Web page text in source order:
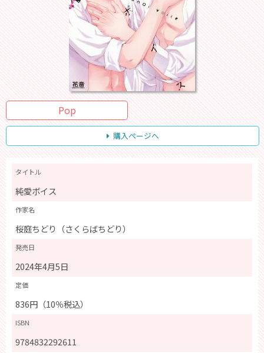
Pop
購入ページへ
タイトル
純愛ボイス
作家名
桜庭ちどり（さくらばちどり）
発売日
2024年4月5日
定価
836円（10％税込）
ISBN
9784832292611